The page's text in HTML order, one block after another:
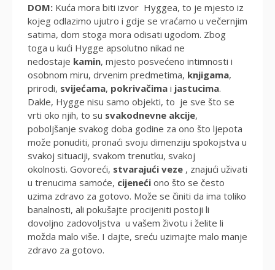
DOM: Kuća mora biti izvor Hyggea, to je mjesto iz
kojeg odlazimo ujutro i gdje se vraćamo u večernjim
satima, dom stoga mora odisati ugodom. Zbog
toga u kući Hygge apsolutno nikad ne
nedostaje kamin, mjesto posvećeno intimnosti i
osobnom miru, drvenim predmetima, knjigama,
prirodi, svijećama, pokrivačima i jastucima.
Dakle, Hygge nisu samo objekti, to je sve što se
vrti oko njih, to su svakodnevne akcije,
poboljšanje svakog doba godine za ono što ljepota
može ponuditi, pronaći svoju dimenziju spokojstva u
svakoj situaciji, svakom trenutku, svakoj
okolnosti. Govoreći, stvarajući veze , znajući uživati
​​u trenucima samoće, cijeneći ono što se često
uzima zdravo za gotovo. Može se činiti da ima toliko
banalnosti, ali pokušajte procijeniti postoji li
dovoljno zadovoljstva u vašem životu i želite li
možda malo više. I dajte, sreću uzimajte malo manje
zdravo za gotovo.